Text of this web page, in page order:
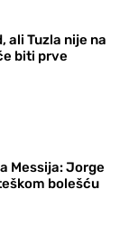
ali Tuzla nije na
biti prve
Messija: Jorge
bolešću